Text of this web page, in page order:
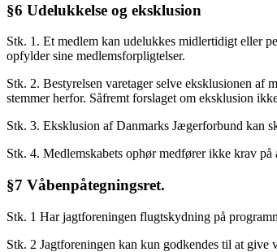
§6 Udelukkelse og eksklusion
Stk. 1. Et medlem kan udelukkes midlertidigt eller
opfylder sine medlemsforpligtelser.
Stk. 2. Bestyrelsen varetager selve eksklusionen
stemmer herfor. Såfremt forslaget om eksklusion
Stk. 3. Eksklusion af Danmarks Jægerforbund kan
Stk. 4. Medlemskabets ophør medfører ikke krav
§7 Våbenpåtegningsret.
Stk. 1 Har jagtforeningen flugtskydning på
Stk. 2 Jagtforeningen kan kun godkendes til at give